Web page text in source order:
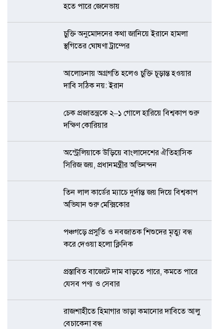
হতে পারে জেনেভায়
চুক্তি অনুমোদনের কথা জানিয়ে ইরানে হামলা
স্থগিতের ঘোষণা ট্রাম্পের
আলোচনায় অগ্রগতি হলেও চুক্তি চূড়ান্ত হওয়ার
দাবি সঠিক নয়: ইরান
চেক প্রজাতন্ত্রকে ২–১ গোলে হারিয়ে বিশ্বকাপ শুরু
দক্ষিণ কোরিয়ার
অস্ট্রেলিয়াকে উড়িয়ে বাংলাদেশের ঐতিহাসিক
সিরিজ জয়, প্রধানমন্ত্রীর অভিনন্দন
তিন লাল কার্ডের ম্যাচে দুর্দান্ত জয় দিয়ে বিশ্বকাপ
অভিযান শুরু মেক্সিকোর
পঞ্চগড়ে প্রসুতি ও নবজাতক শিশুদের মৃত্যু বন্ধ
করে দেওয়া হলো ক্লিনিক
প্রস্তাবিত বাজেটে দাম বাড়তে পারে, কমতে পারে
যেসব পণ্য ও সেবার
রাজশাহীতে হিমাগার ভাড়া কমানোর দাবিতে আলু
বেচাকেনা বন্ধ